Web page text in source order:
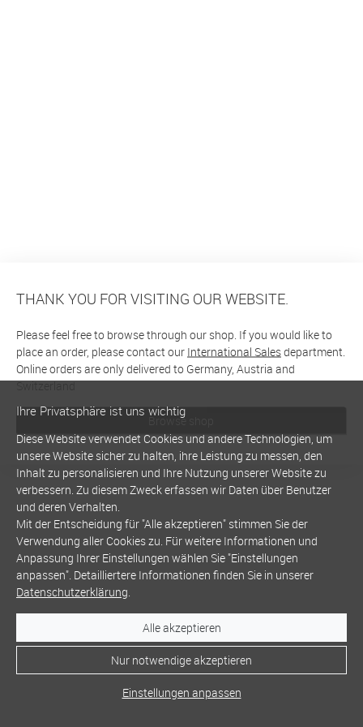
THANK YOU FOR VISITING OUR WEBSITE.
Please feel free to browse through our shop. If you would like to
place an order, please contact our International Salesdepartment.
Online orders are only delivered to Germany, Austria and
Switzerland
Browse shop
Ihre Privatsphäre ist uns wichtig
Diese Website verwendet Cookies und andere Technologien, um
unsere Website sicher zu halten, ihre Leistung zu messen, den
Inhalt zu personalisieren und Ihre Nutzung unserer Website zu
verbessern. Zu diesem Zweck erfassen wir Daten über Benutzer
und deren Verhalten.
Mit der Entscheidung für "Alle akzeptieren" stimmen Sie der
Verwendung aller Cookies zu. Für weitere Informationen und
Anpassung Ihrer Einstellungen wählen Sie "Einstellungen
anpassen". Detailliertere Informationen finden Sie in unserer
Datenschutzerklärung.
Alle akzeptieren
Nur notwendige akzeptieren
Einstellungen anpassen